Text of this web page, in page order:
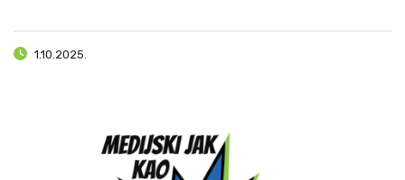
1.10.2025.